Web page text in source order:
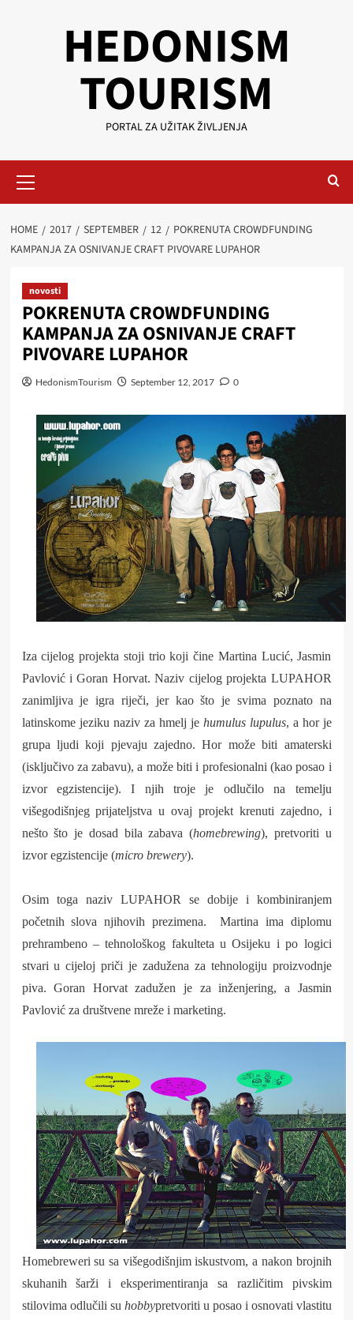
HEDONISM
TOURISM
PORTAL ZA UŽITAK ŽIVLJENJA
Menu
HOME 2017 SEPTEMBER 12
POKRENUTA CROWDFUNDING
KAMPANJA ZA OSNIVANJE CRAFT PIVOVARE LUPAHOR
novosti
POKRENUTA CROWDFUNDING
KAMPANJA ZA OSNIVANJE CRAFT
PIVOVARE LUPAHOR
HedonismTourism September 12, 2017 0
Iza cijelog projekta stoji trio koji čine Martina Lucić, Jasmin
Pavlović i Goran Horvat. Naziv cijelog projekta LUPAHOR
zanimljiva je igra riječi, jer kao što je svima poznato na
latinskome jeziku naziv za hmelj je humulus lupulus, a hor je
grupa ljudi koji pjevaju zajedno. Hor može biti amaterski
(isključivo za zabavu), a može biti i profesionalni (kao posao i
izvor egzistencije). I njih troje je odlučilo na temelju
višegodišnjeg prijateljstva u ovaj projekt krenuti zajedno, i
nešto što je dosad bila zabava (homebrewing), pretvoriti u
izvor egzistencije (micro brewery).
Osim toga naziv LUPAHOR se dobije i kombiniranjem
početnih slova njihovih prezimena. Martina ima diplomu
prehrambeno – tehnološkog fakulteta u Osijeku i po logici
stvari u cijeloj priči je zadužena za tehnologiju proizvodnje
piva. Goran Horvat zadužen je za inženjering, a Jasmin
Pavlović za društvene mreže i marketing.
Homebreweri su sa višegodišnjim iskustvom, a nakon brojnih
skuhanih šarži i eksperimentiranja sa različitim pivskim
stilovima odlučili su hobbypretvoriti u posao i osnovati vlastitu